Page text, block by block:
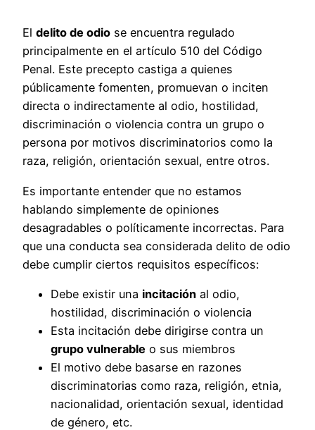
El delito de odio se encuentra regulado
principalmente en el artículo 510 del Código
Penal. Este precepto castiga a quienes
públicamente fomenten, promuevan o inciten
directa o indirectamente al odio, hostilidad,
discriminación o violencia contra un grupo o
persona por motivos discriminatorios como la
raza, religión, orientación sexual, entre otros.
Es importante entender que no estamos
hablando simplemente de opiniones
desagradables o políticamente incorrectas. Para
que una conducta sea considerada delito de odio
debe cumplir ciertos requisitos específicos:
Debe existir una incitación al odio,
hostilidad, discriminación o violencia
Esta incitación debe dirigirse contra un
grupo vulnerable o sus miembros
El motivo debe basarse en razones
discriminatorias como raza, religión, etnia,
nacionalidad, orientación sexual, identidad
de género, etc.